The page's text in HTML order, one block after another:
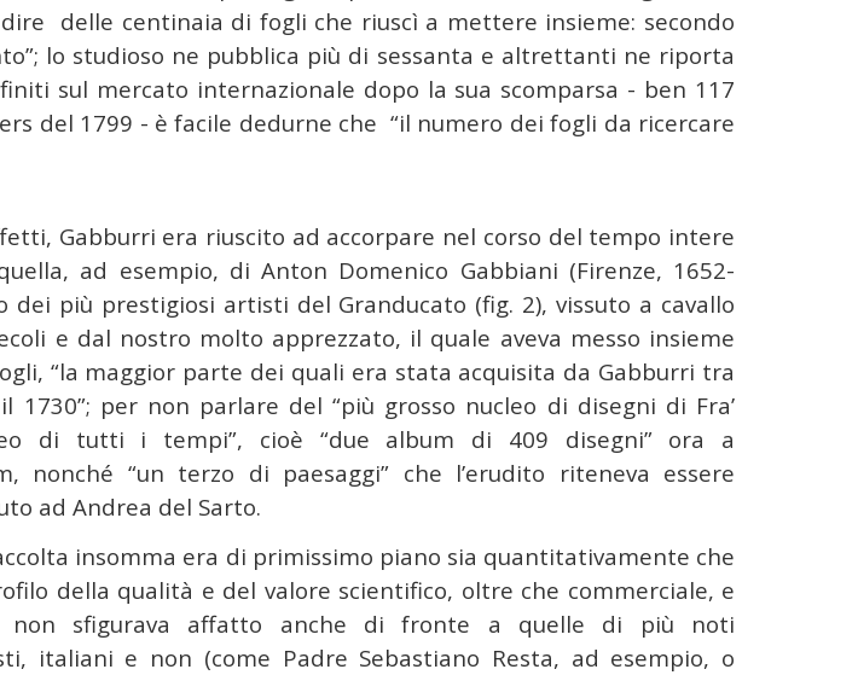
delle centinaia di fogli che riuscì a mettere insieme: secondo
lo studioso ne pubblica più di sessanta e altrettanti ne riporta
sul mercato internazionale dopo la sua scomparsa - ben 117
del 1799 - è facile dedurne che “il numero dei fogli da ricercare
Gabburri era riuscito ad accorpare nel corso del tempo intere
ad esempio, di Anton Domenico Gabbiani (Firenze, 1652-
dei più prestigiosi artisti del Granducato (fig. 2), vissuto a cavallo
e dal nostro molto apprezzato, il quale aveva messo insieme
“la maggior parte dei quali era stata acquisita da Gabburri tra
1730”; per non parlare del “più grosso nucleo di disegni di Fra’
di tutti i tempi”, cioè “due album di 409 disegni” ora a
nonché “un terzo di paesaggi” che l’erudito riteneva essere
ad Andrea del Sarto.
insomma era di primissimo piano sia quantitativamente che
della qualità e del valore scientifico, oltre che commerciale, e
non sfigurava affatto anche di fronte a quelle di più noti
italiani e non (come Padre Sebastiano Resta, ad esempio, o